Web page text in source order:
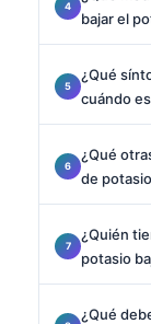
bajar el
¿Qué
cuándo
¿Qué
de
¿Quién
potasio
¿Qué